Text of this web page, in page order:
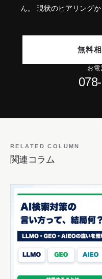
ん。
現状のヒアリング
無料
お
RELATED COLUMN
関連コラム